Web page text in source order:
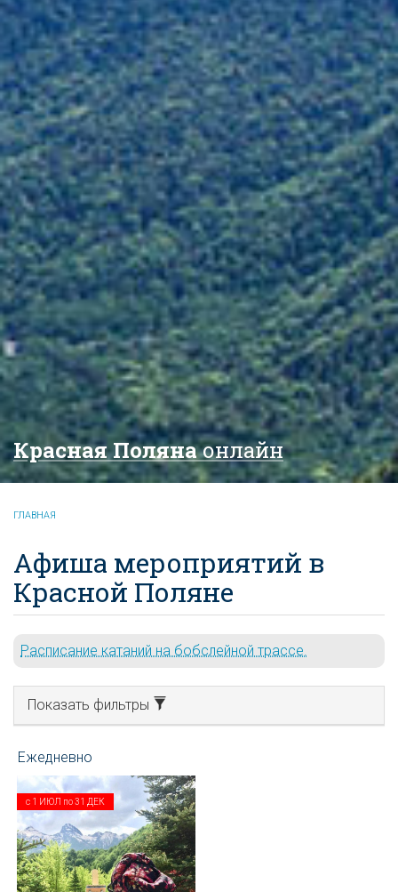
Красная Полянаонлайн
ГЛАВНАЯ
Афиша мероприятий в
Красной Поляне
Расписание катаний на бобслейной трассе.
Показать фильтры
с 1 ИЮЛ по31 ДЕК